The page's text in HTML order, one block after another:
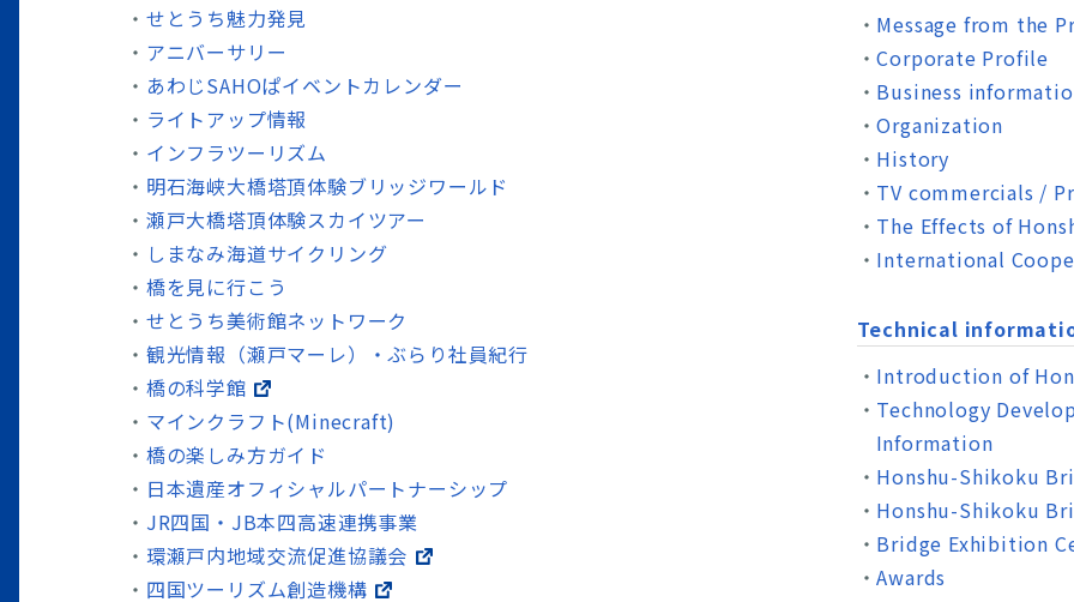
せとうち魅力発見
アニバーサリー
あわじSAHOぱイベントカレンダー
ライトアップ情報
インフラツーリズム
明石海峡大橋塔頂体験ブリッジワールド
瀬戸大橋塔頂体験スカイツアー
しまなみ海道サイクリング
橋を見に行こう
せとうち美術館ネットワーク
観光情報（瀬戸マーレ）・ぶらり社員紀行
橋の科学館
マインクラフト(Minecraft)
橋の楽しみ方ガイド
日本遺産オフィシャルパートナーシップ
JR四国・JB本四高速連携事業
環瀬戸内地域交流促進協議会
四国ツーリズム創造機構
Message from the
Corporate Profile
Business
Organization
History
TV commercials /
The Effects of
International
Technical
Introduction of
Technology
Information
Honshu-Shikoku
Honshu-Shikoku
Bridge Exhibition
Awards